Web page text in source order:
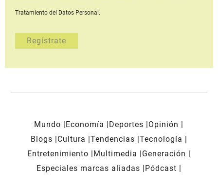
Tratamiento del Datos Personal.
Mundo Economía Deportes
Opinión
Blogs
Cultura Tendencias Tecnología
Entretenimiento
Multimedia
Generación
Especiales marcas aliadas
Pódcast